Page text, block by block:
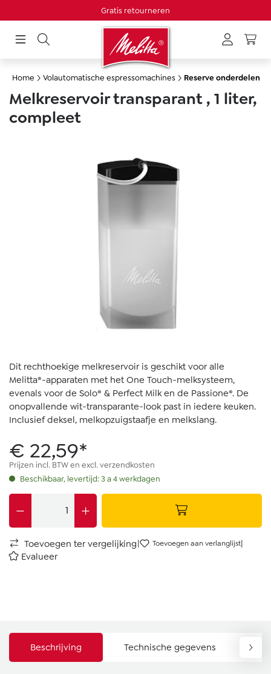
Gratis retourneren
Home Volautomatische espressomachines Reserve onderdelen
Melkreservoir transparant , 1 liter,
compleet
Dit rechthoekige melkreservoir is geschikt voor alle
Melitta®-apparaten met het One Touch-melksysteem,
evenals voor de Solo® & Perfect Milk en de Passione®. De
onopvallende wit-transparante-look past in iedere keuken.
Inclusief deksel, melkopzuigstaafje en melkslang.
€ 22,59*
Prijzen incl. BTW en excl. verzendkosten
Beschikbaar, levertijd: 3 a 4 werkdagen
Toevoegen ter vergelijking| Toevoegen aan verlanglijst|
Evalueer
Beschrijving Technische gegevens